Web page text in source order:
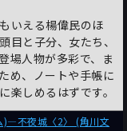
いえる楊偉民のほ
目と子分、女たち、
場人物が多彩で、ま
め、ノートや手帳に
楽しめるはずです。
)―不夜城〈2〉 (角川文